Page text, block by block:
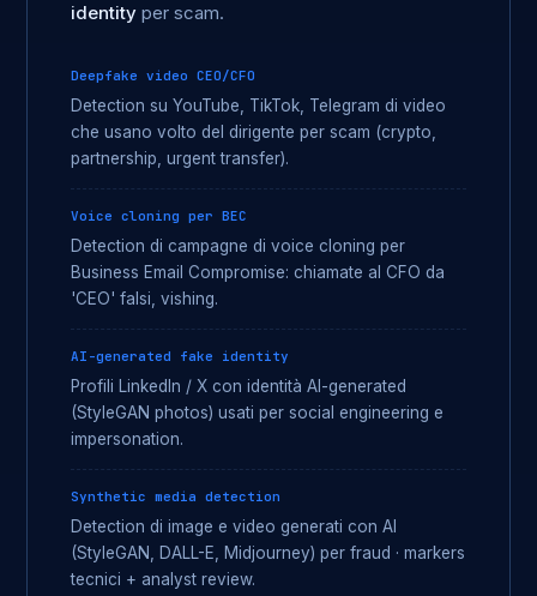
identity per scam.
Deepfake video CEO/CFO
Detection su YouTube, TikTok, Telegram di video
che usano volto del dirigente per scam (crypto,
partnership, urgent transfer).
Voice cloning per BEC
Detection di campagne di voice cloning per
Business Email Compromise: chiamate al CFO da
'CEO' falsi, vishing.
AI-generated fake identity
Profili LinkedIn / X con identità AI-generated
(StyleGAN photos) usati per social engineering e
impersonation.
Synthetic media detection
Detection di image e video generati con AI
(StyleGAN, DALL-E, Midjourney) per fraud · markers
tecnici + analyst review.